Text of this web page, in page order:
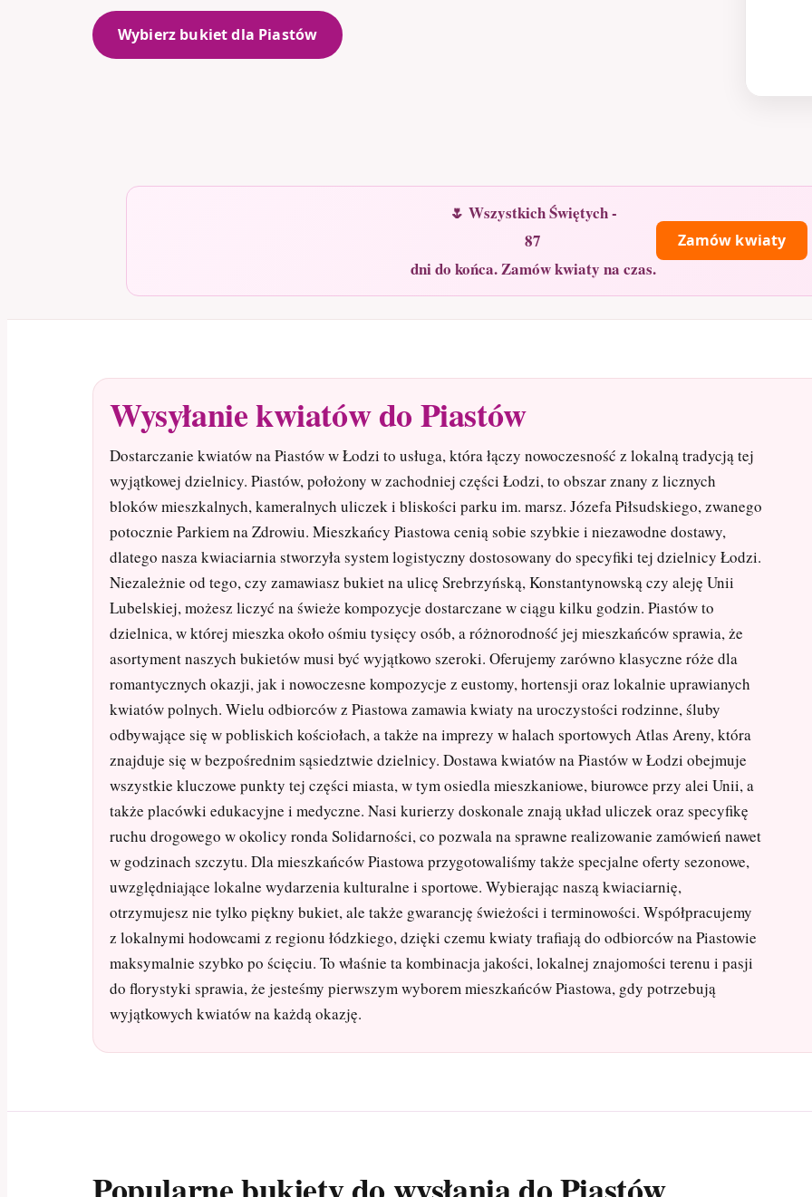
Wybierz bukiet dla Piastów
🌷 Wszystkich Świętych -
87
dni do końca. Zamów kwiaty na czas.
Zamów kwiaty
Wysyłanie kwiatów do Piastów
Dostarczanie kwiatów na Piastów w Łodzi to usługa, która łączy nowoczesność z lokalną tradycją tej
wyjątkowej dzielnicy. Piastów, położony w zachodniej części Łodzi, to obszar znany z licznych
bloków mieszkalnych, kameralnych uliczek i bliskości parku im. marsz. Józefa Piłsudskiego, zwanego
potocznie Parkiem na Zdrowiu. Mieszkańcy Piastowa cenią sobie szybkie i niezawodne dostawy,
dlatego nasza kwiaciarnia stworzyła system logistyczny dostosowany do specyfiki tej dzielnicy Łodzi.
Niezależnie od tego, czy zamawiasz bukiet na ulicę Srebrzyńską, Konstantynowską czy aleję Unii
Lubelskiej, możesz liczyć na świeże kompozycje dostarczane w ciągu kilku godzin. Piastów to
dzielnica, w której mieszka około ośmiu tysięcy osób, a różnorodność jej mieszkańców sprawia, że
asortyment naszych bukietów musi być wyjątkowo szeroki. Oferujemy zarówno klasyczne róże dla
romantycznych okazji, jak i nowoczesne kompozycje z eustomy, hortensji oraz lokalnie uprawianych
kwiatów polnych. Wielu odbiorców z Piastowa zamawia kwiaty na uroczystości rodzinne, śluby
odbywające się w pobliskich kościołach, a także na imprezy w halach sportowych Atlas Areny, która
znajduje się w bezpośrednim sąsiedztwie dzielnicy. Dostawa kwiatów na Piastów w Łodzi obejmuje
wszystkie kluczowe punkty tej części miasta, w tym osiedla mieszkaniowe, biurowce przy alei Unii, a
także placówki edukacyjne i medyczne. Nasi kurierzy doskonale znają układ uliczek oraz specyfikę
ruchu drogowego w okolicy ronda Solidarności, co pozwala na sprawne realizowanie zamówień nawet
w godzinach szczytu. Dla mieszkańców Piastowa przygotowaliśmy także specjalne oferty sezonowe,
uwzględniające lokalne wydarzenia kulturalne i sportowe. Wybierając naszą kwiaciarnię,
otrzymujesz nie tylko piękny bukiet, ale także gwarancję świeżości i terminowości. Współpracujemy
z lokalnymi hodowcami z regionu łódzkiego, dzięki czemu kwiaty trafiają do odbiorców na Piastowie
maksymalnie szybko po ścięciu. To właśnie ta kombinacja jakości, lokalnej znajomości terenu i pasji
do florystyki sprawia, że jesteśmy pierwszym wyborem mieszkańców Piastowa, gdy potrzebują
wyjątkowych kwiatów na każdą okazję.